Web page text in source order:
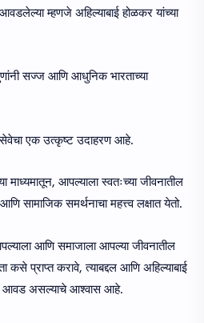
म्हणजे अहिल्याबाई होळकर यांच्या
सज्ज आणि आधुनिक भारताच्या
एक उत्कृष्ट उदाहरण आहे.
माध्यमातून, आपल्याला स्वतःच्या जीवनातील
सामाजिक समर्थनाचा महत्त्व लक्षात येतो.
आणि समाजाला आपल्या जीवनातील
प्राप्त करावे, त्याबद्दल आणि अहिल्याबाई
आवड असल्याचे आश्वास आहे.